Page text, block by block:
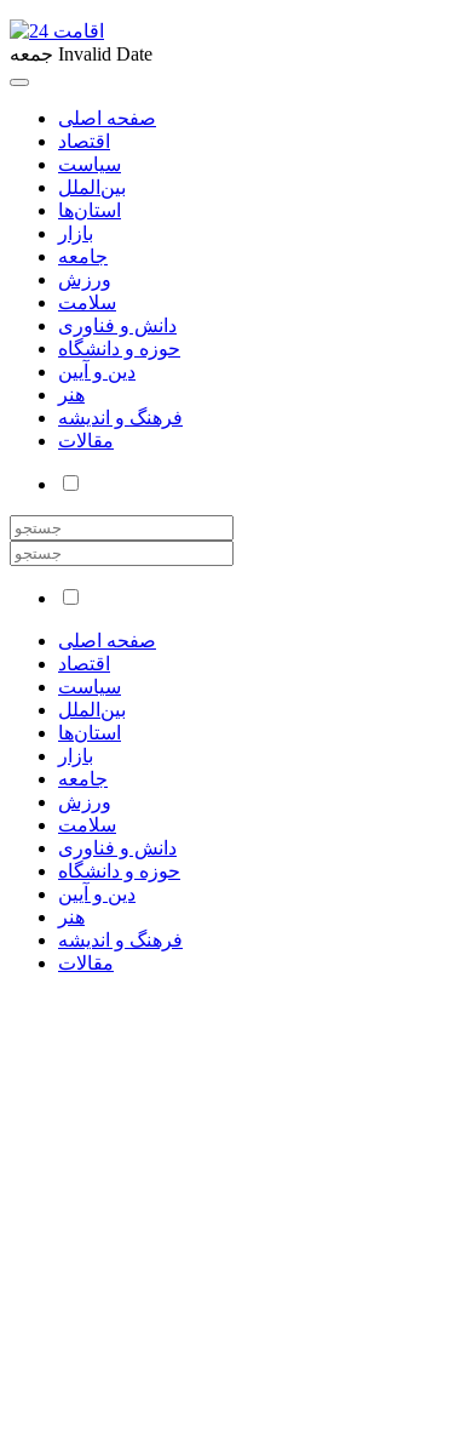
جمعه Invalid Date
صفحه اصلی
اقتصاد
سیاست
بین‌الملل
استان‌ها
بازار
جامعه
ورزش
سلامت
دانش و فناوری
حوزه و دانشگاه
دین و آیین
هنر
فرهنگ و اندیشه
مقالات
صفحه اصلی
اقتصاد
سیاست
بین‌الملل
استان‌ها
بازار
جامعه
ورزش
سلامت
دانش و فناوری
حوزه و دانشگاه
دین و آیین
هنر
فرهنگ و اندیشه
مقالات